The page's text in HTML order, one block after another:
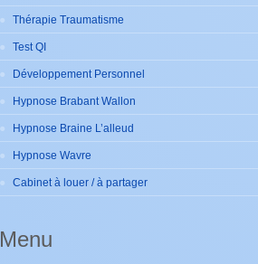
Thérapie Traumatisme
Test QI
Développement Personnel
Hypnose Brabant Wallon
Hypnose Braine L’alleud
Hypnose Wavre
Cabinet à louer / à partager
Menu